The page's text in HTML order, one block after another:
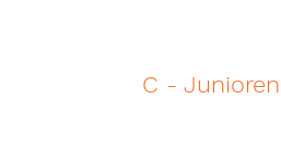
C - Junioren